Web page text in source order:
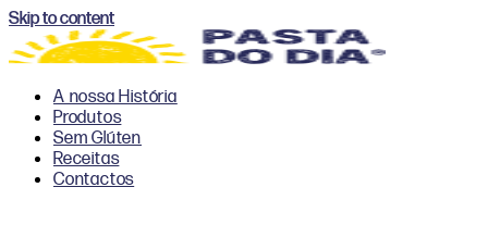
Skip to content
A nossa História
Produtos
Sem Glúten
Receitas
Contactos